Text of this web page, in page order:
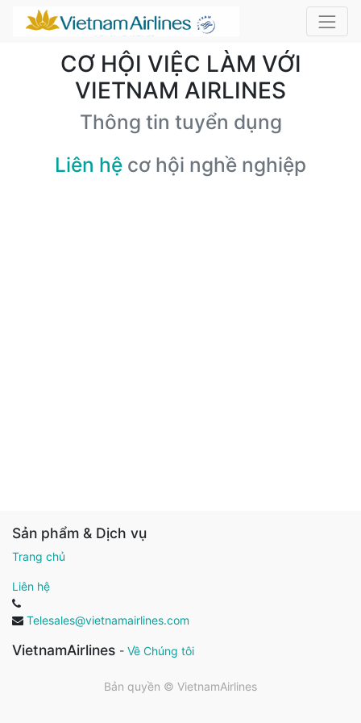
CƠ HỘI VIỆC LÀM VỚI
VIETNAM AIRLINES
Thông tin tuyển dụng
Liên hệ cơ hội nghề nghiệp
Sản phẩm & Dịch vụ
Trang chủ
Liên hệ
Telesales@vietnamairlines.com
VietnamAirlines - Về Chúng tôi
Bản quyền © VietnamAirlines